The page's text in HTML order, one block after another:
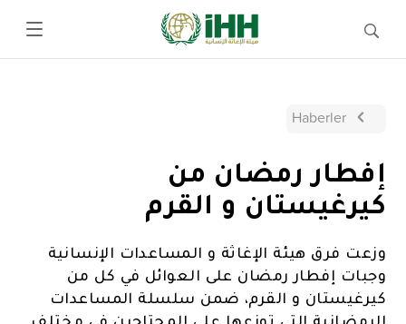
Haberler
إفطار رمضان من
كيرغيستان و القرم
وزعت فرق هيئة الإغاثة و المساعدات الإنسانية
وجبات إفطار رمضان على العوائل في كل من
كيرغيستان و القرم، ضمن سلسلة المساعدات